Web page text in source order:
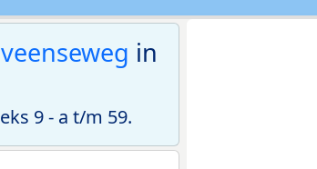
in
9 - a t/m 59.